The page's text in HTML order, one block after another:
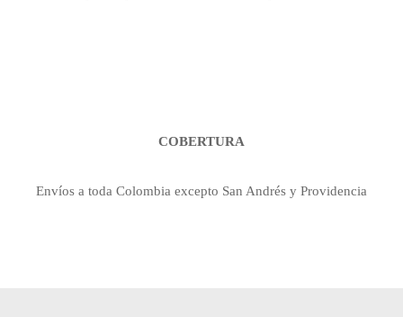
COBERTURA
Envíos a toda Colombia excepto San Andrés y Providencia